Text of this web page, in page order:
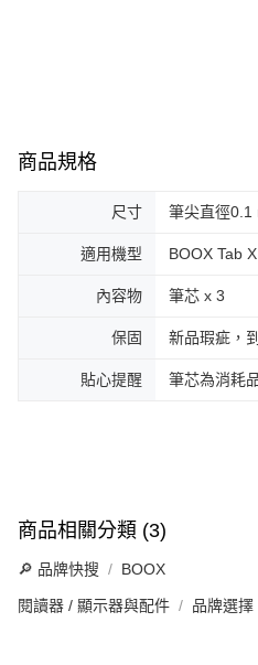
商品規格
尺寸 筆尖直徑0.1
適用機型 BOOX Tab
內容物 筆芯 x 3
保固 新品瑕疵，
貼心提醒 筆芯為消耗
商品相關分類 (3)
🔎 品牌快搜 BOOX
閱讀器 / 顯示器與配件 品牌選擇